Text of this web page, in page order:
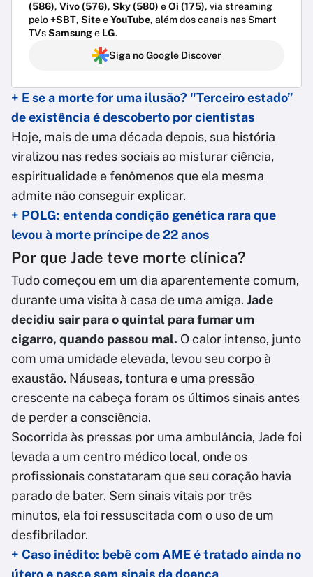
(586), Vivo (576), Sky (580) eOi (175), via streaming
pelo+SBT, SiteeYouTube, além dos canais nas Smart
TVsSamsunge LG.
Siga no Google Discover
+ E se a morte for uma ilusão? "Terceiro estado”
de existência é descoberto por cientistas
Hoje, mais de uma década depois, sua história
viralizou nas redes sociais ao misturar ciência,
espiritualidade e fenômenos que ela mesma
admite não conseguir explicar.
+ POLG: entenda condição genética rara que
levou à morte príncipe de 22 anos
Por que Jade teve morte clínica?
Tudo começou em um dia aparentemente comum,
durante uma visita à casa de uma amiga. Jade
decidiu sair para o quintal para fumar um
cigarro, quando passou mal. O calor intenso, junto
com uma umidade elevada, levou seu corpo à
exaustão. Náuseas, tontura e uma pressão
crescente na cabeça foram os últimos sinais antes
de perder a consciência.
Socorrida às pressas por uma ambulância, Jade foi
levada a um centro médico local, onde os
profissionais constataram que seu coração havia
parado de bater. Sem sinais vitais por três
minutos, ela foi ressuscitada com o uso de um
desfibrilador.
+ Caso inédito: bebê com AME é tratado ainda no